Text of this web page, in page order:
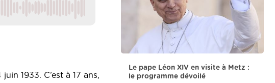
1933. C’est à 17 ans,
Le pape Léon XIV en visite à Metz :
le programme dévoilé